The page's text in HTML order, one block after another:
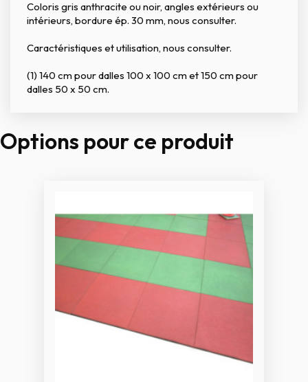
Coloris gris anthracite ou noir, angles extérieurs ou
intérieurs, bordure ép. 30 mm, nous consulter.
Caractéristiques et utilisation, nous consulter.
(1) 140 cm pour dalles 100 x 100 cm et 150 cm pour
dalles 50 x 50 cm.
Options pour ce produit